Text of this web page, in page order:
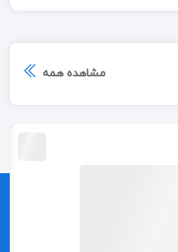
مشاهده همه